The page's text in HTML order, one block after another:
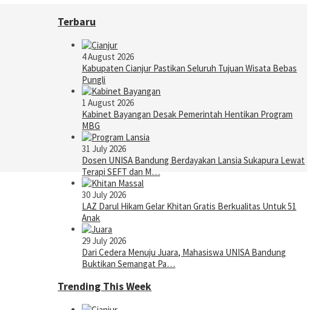
Terbaru
4 August 2026
Kabupaten Cianjur Pastikan Seluruh Tujuan Wisata Bebas
Pungli
1 August 2026
Kabinet Bayangan Desak Pemerintah Hentikan Program
MBG
31 July 2026
Dosen UNISA Bandung Berdayakan Lansia Sukapura Lewat
Terapi SEFT dan M…
30 July 2026
LAZ Darul Hikam Gelar Khitan Gratis Berkualitas Untuk 51
Anak
29 July 2026
Dari Cedera Menuju Juara, Mahasiswa UNISA Bandung
Buktikan Semangat Pa…
Trending This Week